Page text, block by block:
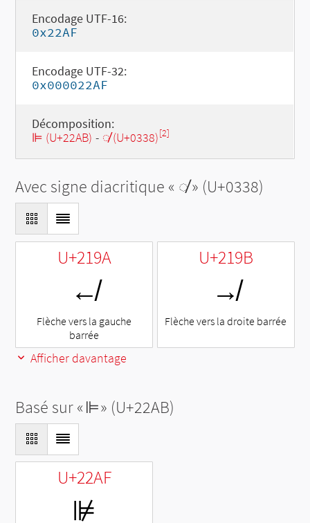
Encodage UTF-16:
0x22AF
Encodage UTF-32:
0x000022AF
Décomposition:
⊫ (U+22AB) - ◌̸ (U+0338)[2]
Avec signe diacritique « ◌̸» (U+0338)
U+219A
↚
Flèche vers la gauche
barrée
U+219B
↛
Flèche vers la droite barrée
Afficher davantage
Basé sur «⊫» (U+22AB)
U+22AF
⊯